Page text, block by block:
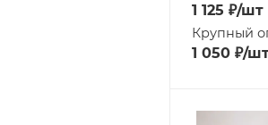
1 125 ₽/шт
Крупный
1 050 ₽/